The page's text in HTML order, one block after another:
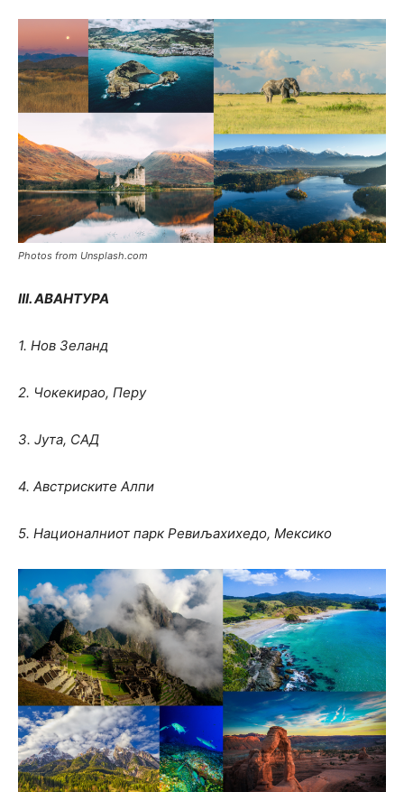
Photos from Unsplash.com
III. АВАНТУРА
1. Нов Зеланд
2. Чокекирао, Перу
3. Јута, САД
4. Австриските Алпи
5. Националниот парк Ревиљахихедо, Мексико